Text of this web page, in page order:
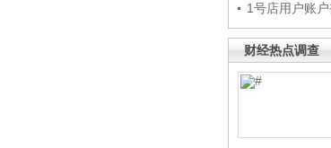
1号店用户账
财经热点调查